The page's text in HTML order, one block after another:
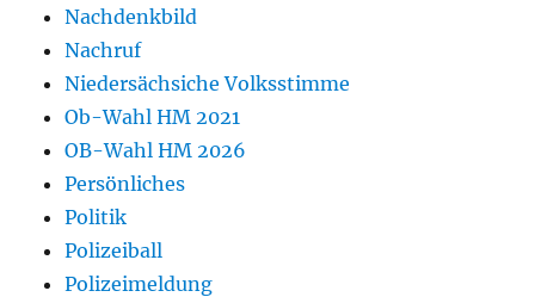
Nachdenkbild
Nachruf
Niedersächsiche Volksstimme
Ob-Wahl HM 2021
OB-Wahl HM 2026
Persönliches
Politik
Polizeiball
Polizeimeldung